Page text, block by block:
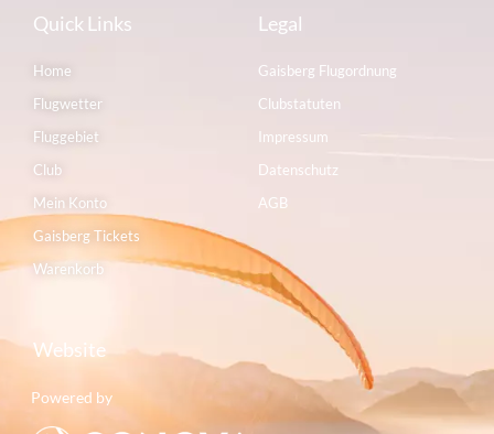
Quick Links
Home
Flugwetter
Fluggebiet
Club
Mein Konto
Gaisberg Tickets
Warenkorb
Legal
Gaisberg Flugordnung
Clubstatuten
Impressum
Datenschutz
AGB
Website
Powered by